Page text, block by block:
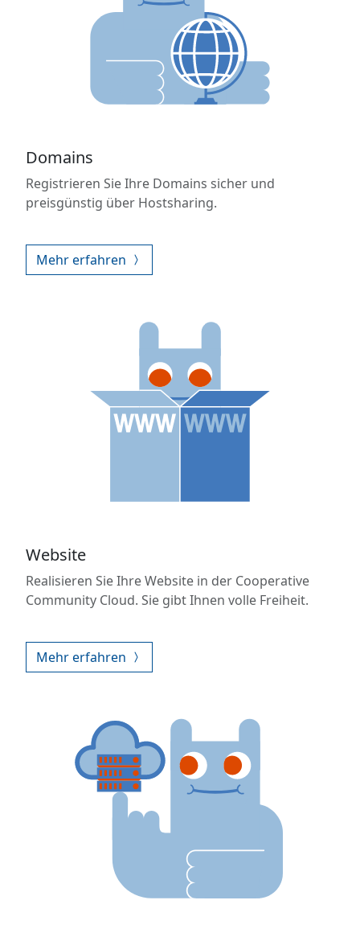
Domains
Registrieren Sie Ihre Domains sicher und
preisgünstig über Hostsharing.
Mehr erfahren
Website
Realisieren Sie Ihre Website in der Cooperative
Community Cloud. Sie gibt Ihnen volle Freiheit.
Mehr erfahren